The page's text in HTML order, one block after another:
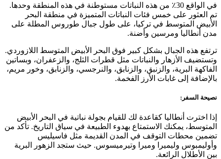
في الواقع 30٪ من هذه النباتات مستوطنة في هذه المنطقة وحدها.
تم العثور على خمس فئات النباتات المتميزة في منطقة البحر
الأبيض المتوسط في تركيا، على طول جبال طوروس المطلة على
مدن أنطاليا ومرسين وأضنة.
ترتفع هذه الجبال بشكل كبير فوق البحر الأبيض المتوسط اللازوردي.
وتستضيف الأزهار والنباتات مثل قطرات الثلج، والزعفران، وبساتين
الفاكهة البرية، والزنبق، والزنابق، والنرجسي، والزنابق، وخور مريم،
بالإضافة إلى غابات الأرز الفخمة.
نصيحة السفر:
إذا اخترت أنطاليا كقاعدة لك للقيام بجولة نباتية في البحر الأبيض
المتوسط، يمكنك الاستمتاع بهدوء الطبيعة في سياق التاريخ. تأكد من
تضمين محطات التوقف في المدن القديمة مثل فاسيليس
وأوليمبوس وليميرا وميرا وتيرميسوس. حيث ستجد الزهور البرية
بين الأطلال الرائعة.